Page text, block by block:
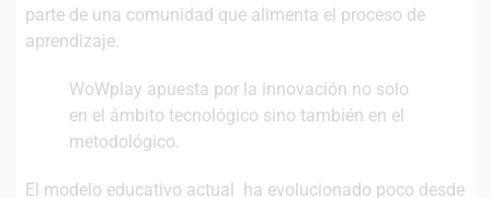
parte de una comunidad que alimenta el proceso de
aprendizaje.
WoWplay apuesta por la innovación no solo
en el ámbito tecnológico sino también en el
metodológico.
El modelo educativo actual ha evolucionado poco desde